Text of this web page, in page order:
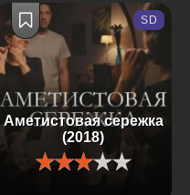
Аметистовая сережка
(2018)
SD